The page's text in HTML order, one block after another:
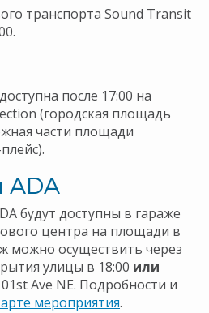
транспорта Sound Transit
после 17:00 на
(городская площадь
части площади
ADA
будут доступны в гараже
центра на площади в
можно осуществить через
улицы в 18:00 или
Ave NE. Подробности и
мероприятия.